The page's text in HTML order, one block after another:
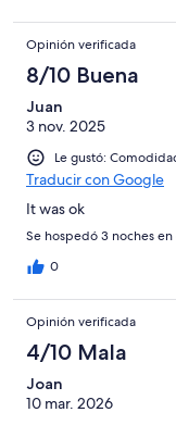
Opinión verificada
8/10 Buena
Juan
3 nov. 2025
Le gustó:
Traducir con Google
It was ok
Se hospedó 3 noches
0
Opinión verificada
4/10 Mala
Joan
10 mar. 2026